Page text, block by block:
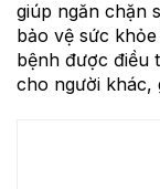
giúp ngăn chặn
bảo vệ sức
bệnh được điều
cho người khác,